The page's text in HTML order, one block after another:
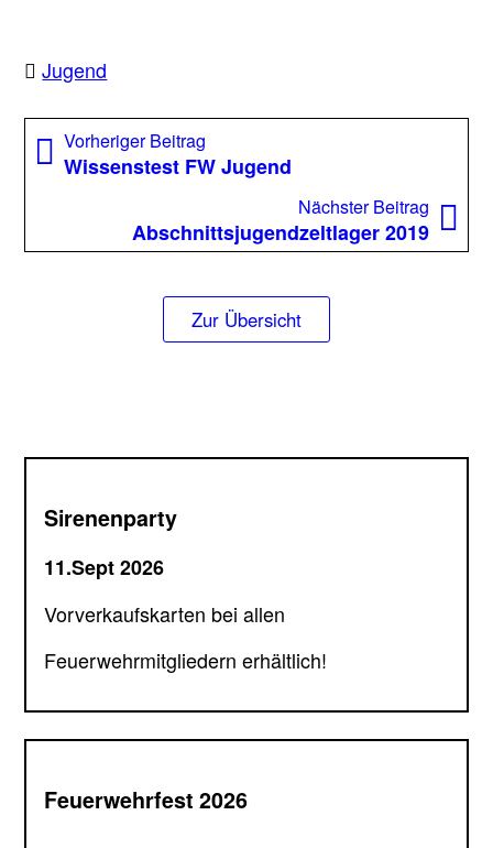
Jugend
Beitragsnavigation
Vorheriger Beitrag
Beitrag:
Wissenstest FW Jugend
Nächster Beitrag
Abschnittsjugendzeltlager 2019
Zur Übersicht
Sirenenparty
11.Sept 2026
Vorverkaufskarten bei allen
Feuerwehrmitgliedern erhältlich!
Feuerwehrfest 2026